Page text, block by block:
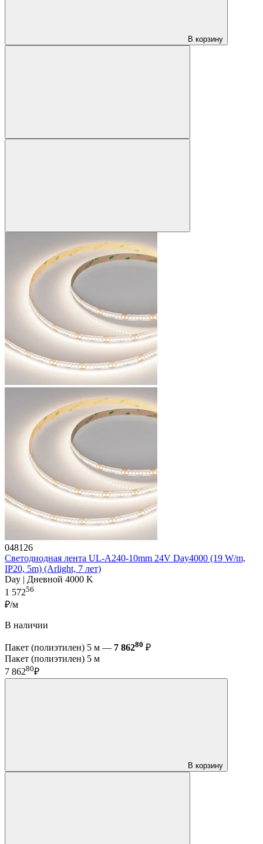
В корзину
048126
Светодиодная лента UL-A240-10mm 24V Day4000 (19 W/m,
IP20, 5m) (Arlight, 7 лет)
Day | Дневной 4000 K
1 57256
₽/м
В наличии
Пакет (полиэтилен) 5 м — 7 86280 ₽
Пакет (полиэтилен) 5 м
7 86280₽
В корзину